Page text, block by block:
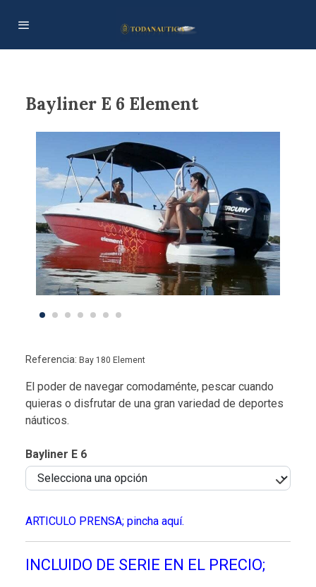
Bayliner E 6 Element
Referencia: Bay 180 Element
El poder de navegar comodaménte, pescar cuando
quieras o disfrutar de una gran variedad de deportes
náuticos.
Bayliner E 6
ARTICULO PRENSA; pincha aquí.
INCLUIDO DE SERIE EN EL PRECIO;